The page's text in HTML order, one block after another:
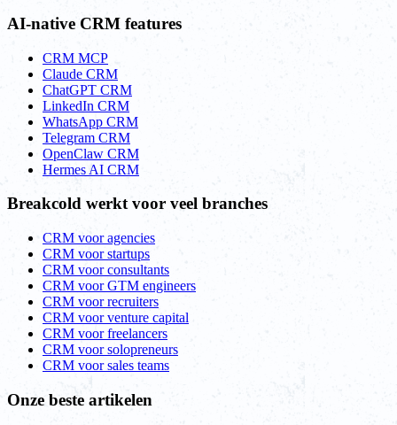
AI-native CRM features
CRM MCP
Claude CRM
ChatGPT CRM
LinkedIn CRM
WhatsApp CRM
Telegram CRM
OpenClaw CRM
Hermes AI CRM
Breakcold werkt voor veel branches
CRM voor agencies
CRM voor startups
CRM voor consultants
CRM voor GTM engineers
CRM voor recruiters
CRM voor venture capital
CRM voor freelancers
CRM voor solopreneurs
CRM voor sales teams
Onze beste artikelen